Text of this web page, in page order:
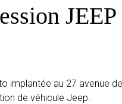
implantée au 27 avenue
de véhicule Jeep.